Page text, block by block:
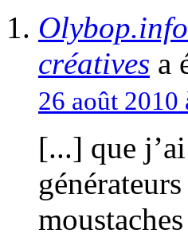
créatives a
26 août 2010
[...] que